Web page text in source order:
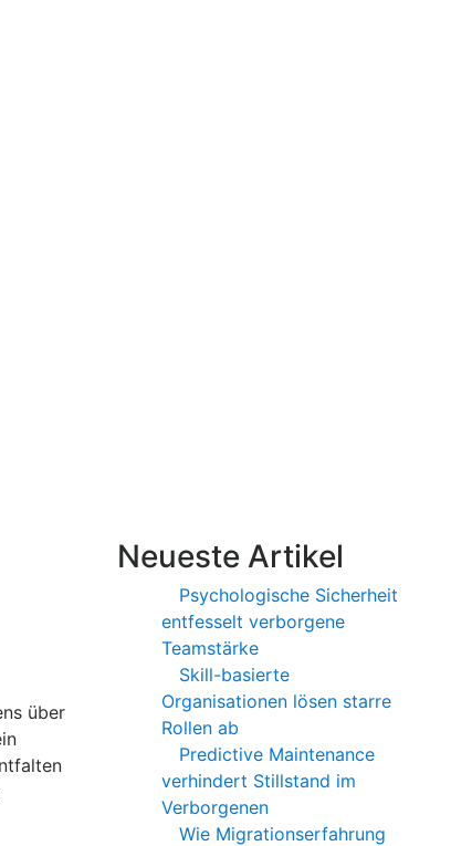
über
Neueste Artikel
Psychologische Sicherheit
entfesselt verborgene
Teamstärke
Skill-basierte
Organisationen lösen starre
Rollen ab
Predictive Maintenance
verhindert Stillstand im
Verborgenen
Wie Migrationserfahrung